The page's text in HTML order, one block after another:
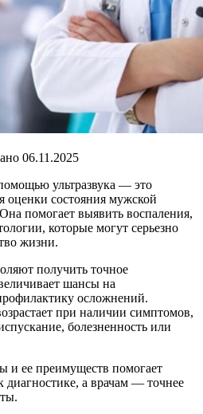
06.11.2025
ультразвука — это
оценки состояния мужской
помогает выявить воспаления,
которые могут серьезно
жизни.
получить точное
шансы на
осложнений.
при наличии симптомов,
болезненность или
и ее преимуществ помогает
диагностике, а врачам — точнее